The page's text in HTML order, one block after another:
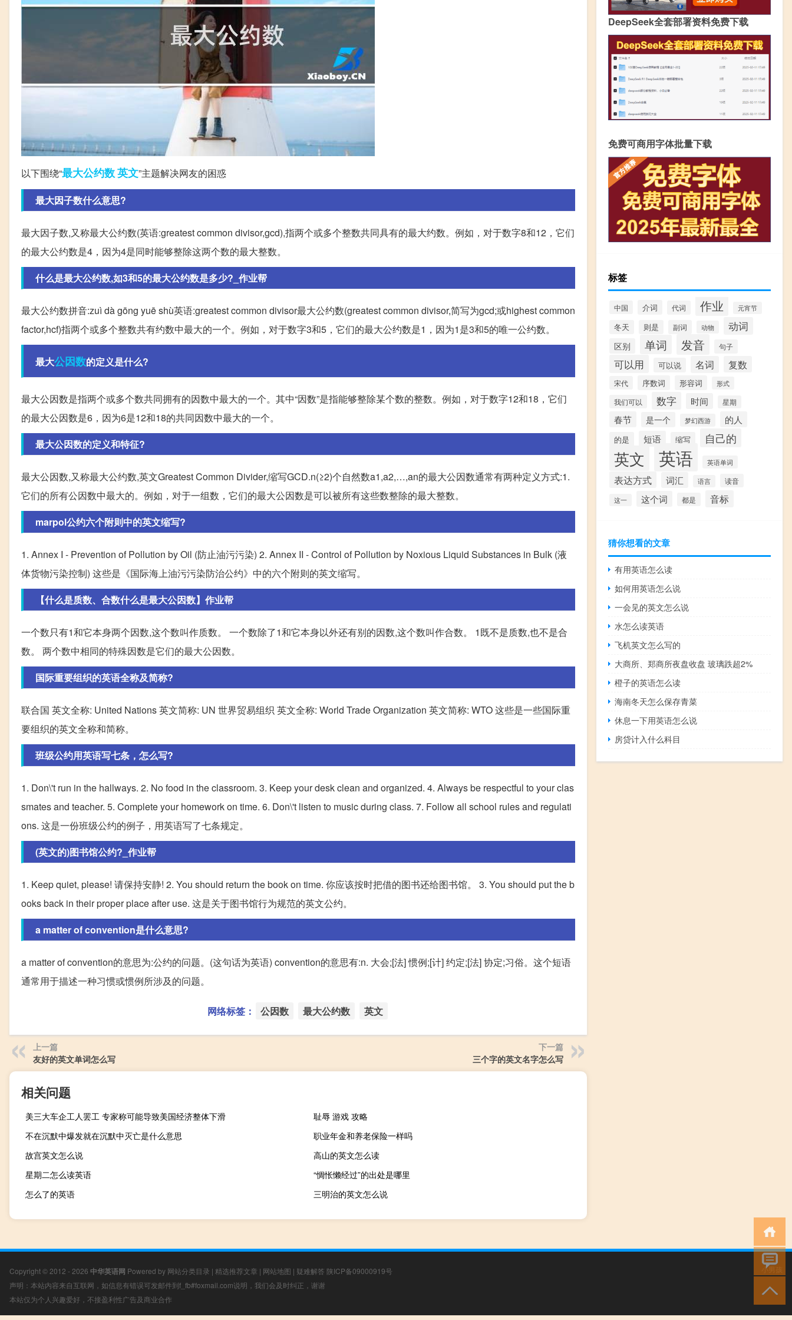
以下围绕“最大公约数英文”主题解决网友的困惑
最大因子数什么意思?
最大因子数,又称最大公约数(英语:greatest common divisor,gcd),指两个或多个整数共同具有的最大约数。例如，对于数字8和12，它们
的最大公约数是4，因为4是同时能够整除这两个数的最大整数。
什么是最大公约数,如3和5的最大公约数是多少?_作业帮
最大公约数拼音:zuì dà gōng yuē shù英语:greatest common divisor最大公约数(greatest common divisor,简写为gcd;或highest common
factor,hcf)指两个或多个整数共有约数中最大的一个。例如，对于数字3和5，它们的最大公约数是1，因为1是3和5的唯一公约数。
最大公因数的定义是什么?
最大公因数是指两个或多个数共同拥有的因数中最大的一个。其中“因数”是指能够整除某个数的整数。例如，对于数字12和18，它们
的最大公因数是6，因为6是12和18的共同因数中最大的一个。
最大公因数的定义和特征?
最大公因数,又称最大公约数,英文Greatest Common Divider,缩写GCD.n(≥2)个自然数a1,a2,…,an的最大公因数通常有两种定义方式:1.
它们的所有公因数中最大的。例如，对于一组数，它们的最大公因数是可以被所有这些数整除的最大整数。
marpol公约六个附则中的英文缩写?
1. Annex I - Prevention of Pollution by Oil (防止油污污染) 2. Annex II - Control of Pollution by Noxious Liquid Substances in Bulk (液
体货物污染控制) 这些是《国际海上油污污染防治公约》中的六个附则的英文缩写。
【什么是质数、合数什么是最大公因数】作业帮
一个数只有1和它本身两个因数,这个数叫作质数。 一个数除了1和它本身以外还有别的因数,这个数叫作合数。 1既不是质数,也不是合
数。 两个数中相同的特殊因数是它们的最大公因数。
国际重要组织的英语全称及简称?
联合国 英文全称: United Nations 英文简称: UN 世界贸易组织 英文全称: World Trade Organization 英文简称: WTO 这些是一些国际重
要组织的英文全称和简称。
班级公约用英语写七条，怎么写?
1. Don\'t run in the hallways. 2. No food in the classroom. 3. Keep your desk clean and organized. 4. Always be respectful to your clas
smates and teacher. 5. Complete your homework on time. 6. Don\'t listen to music during class. 7. Follow all school rules and regulati
ons. 这是一份班级公约的例子，用英语写了七条规定。
(英文的)图书馆公约?_作业帮
1. Keep quiet, please! 请保持安静! 2. You should return the book on time. 你应该按时把借的图书还给图书馆。 3. You should put the b
ooks back in their proper place after use. 这是关于图书馆行为规范的英文公约。
a matter of convention是什么意思?
a matter of convention的意思为:公约的问题。(这句话为英语) convention的意思有:n. 大会;[法] 惯例;[计] 约定;[法] 协定;习俗。这个短语
通常用于描述一种习惯或惯例所涉及的问题。
网络标签： 公因数 最大公约数 英文
上一篇
友好的英文单词怎么写
下一篇
三个字的英文名字怎么写
相关问题
美三大车企工人罢工 专家称可能导致美国经济整体下滑
耻辱 游戏 攻略
不在沉默中爆发就在沉默中灭亡是什么意思
职业年金和养老保险一样吗
故宫英文怎么说
高山的英文怎么读
星期二怎么读英语
“惆怅懒经过”的出处是哪里
怎么了的英语
三明治的英文怎么说
DeepSeek全套部署资料免费下载
免费可商用字体批量下载
标签
中国 介词 代词 作业 元宵节
冬天 则是 副词 动物 动词
区别 单词 发音 句子
可以用 可以说 名词 复数
宋代 序数词 形容词 形式
我们可以 数字 时间 星期
春节 是一个 梦幻西游 的人
的是 短语 缩写 自己的
英文 英语 英语单词
表达方式 词汇 语言 读音
这一 这个词 都是 音标
猜你想看的文章
有用英语怎么读
如何用英语怎么说
一会见的英文怎么说
水怎么读英语
飞机英文怎么写的
大商所、郑商所夜盘收盘 玻璃跌超2%
橙子的英语怎么读
海南冬天怎么保存青菜
休息一下用英语怎么说
房贷计入什么科目
Copyright © 2012 - 2026 中华英语网 Powered by 网站分类目录 | 精选推荐文章 | 网站地图 | 疑难解答 陕ICP备09000919号
声明：本站内容来自互联网，如信息有错误可发邮件到f_fb#foxmail.com说明，我们会及时纠正，谢谢
本站仅为个人兴趣爱好，不接盈利性广告及商业合作
小男孩